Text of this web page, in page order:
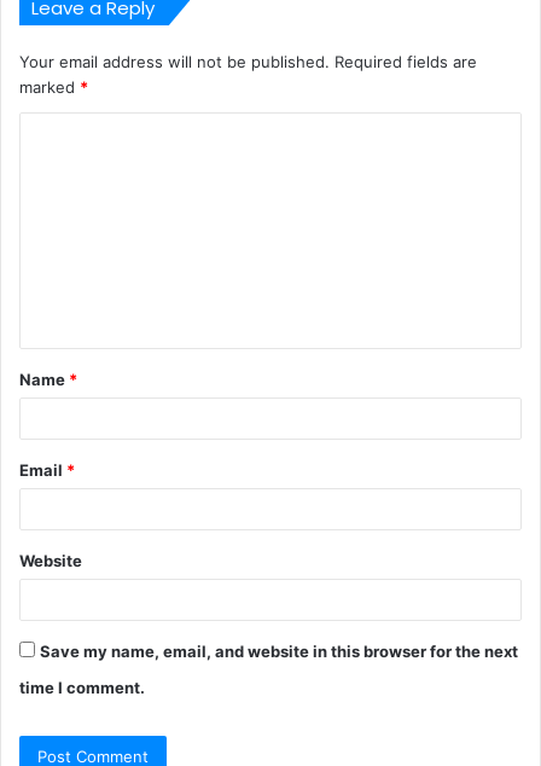
Leave a Reply
Your email address will not be published. Required fields are
marked *
t
*
Name *
Email *
Website
Save my name, email, and website in this browser for the next
time I comment.